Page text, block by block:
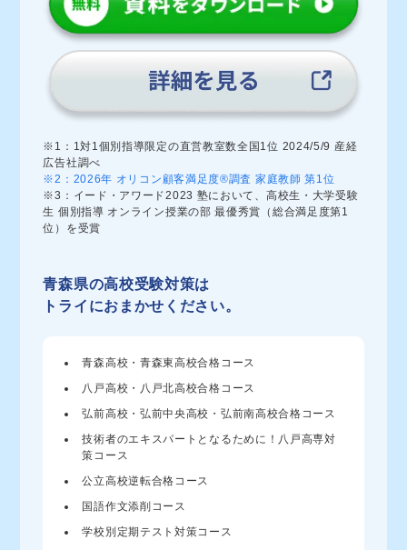
※1：1対1個別指導限定の直営教室数全国1位 2024/5/9 産経
広告社調べ
※2：2026年 オリコン顧客満足度®調査 家庭教師 第1位
※3：イード・アワード2023 塾において、高校生・大学受験
生 個別指導 オンライン授業の部 最優秀賞（総合満足度第1
位）を受賞
青森県の高校受験対策は
トライにおまかせください。
青森高校・青森東高校合格コース
八戸高校・八戸北高校合格コース
弘前高校・弘前中央高校・弘前南高校合格コース
技術者のエキスパートとなるために！八戸高専対
策コース
公立高校逆転合格コース
国語作文添削コース
学校別定期テスト対策コース